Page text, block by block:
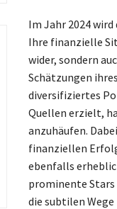
Im Jahr 2024
Ihre finanzielle
wider, sondern
Schätzungen
diversifiziertes
Quellen erzielt,
anzuhäufen.
finanziellen
ebenfalls
prominente
die subtilen